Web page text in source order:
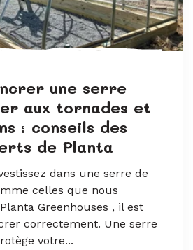
une serre
aux tornades et
: conseils des
de Planta
dans une serre de
celles que nous
Greenhouses , il est
correctement. Une serre
votre...